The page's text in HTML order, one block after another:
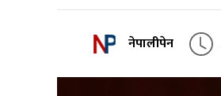
नेपालीपेन